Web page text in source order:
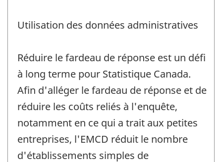
Utilisation des données administratives
Réduire le fardeau de réponse est un défi
à long terme pour Statistique Canada.
Afin d'alléger le fardeau de réponse et de
réduire les coûts reliés à l'enquête,
notamment en ce qui a trait aux petites
entreprises, l'EMCD réduit le nombre
d'établissements simples de